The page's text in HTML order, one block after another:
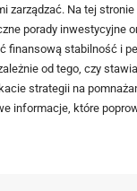
zarządzać. Na tej
porady inwestycyjne
finansową stabilność i
od tego, czy
strategii na
informacje, które